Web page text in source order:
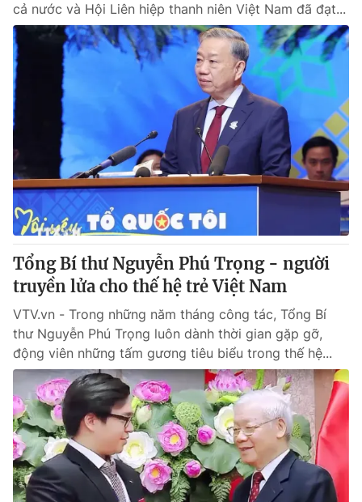
cả nước và Hội Liên hiệp thanh niên Việt Nam đã đạt...
Tổng Bí thư Nguyễn Phú Trọng - người
truyền lửa cho thế hệ trẻ Việt Nam
VTV.vn - Trong những năm tháng công tác, Tổng Bí
thư Nguyễn Phú Trọng luôn dành thời gian gặp gỡ,
động viên những tấm gương tiêu biểu trong thế hệ...